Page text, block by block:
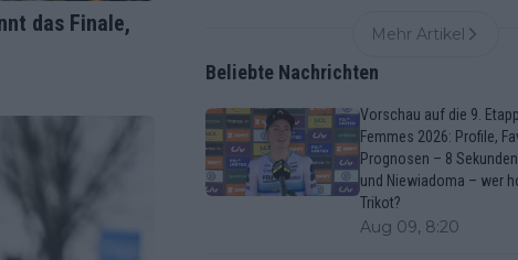
das Finale,
Mehr Artikel
Beliebte Nachrichten
Vorschau auf die 9.
Femmes 2026: Profile,
Prognosen – 8
und Niewiadoma – wer
Trikot?
Aug 09, 8:20